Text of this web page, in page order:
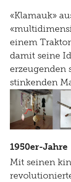
«Klamauk»
einem
damit seine
erzeugenden
stinkenden
1950er-Jahre
Mit seinen